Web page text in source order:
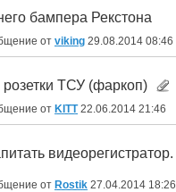
бампера Рекстона
от viking 29.08.2014 08:46
ТСУ (фаркоп)
от KITT22.06.2014 21:46
видеорегистратор.
от Rostik 27.04.2014 18:26